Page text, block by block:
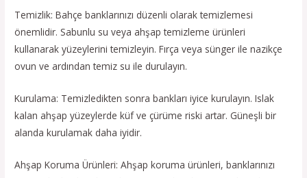
Temizlik: Bahçe banklarınızı düzenli olarak temizlemesi
önemlidir. Sabunlu su veya ahşap temizleme ürünleri
kullanarak yüzeylerini temizleyin. Fırça veya sünger ile nazikçe
ovun ve ardından temiz su ile durulayın.
Kurulama: Temizledikten sonra bankları iyice kurulayın. Islak
kalan ahşap yüzeylerde küf ve çürüme riski artar. Güneşli bir
alanda kurulamak daha iyidir.
Ahşap Koruma Ürünleri: Ahşap koruma ürünleri, banklarınızı